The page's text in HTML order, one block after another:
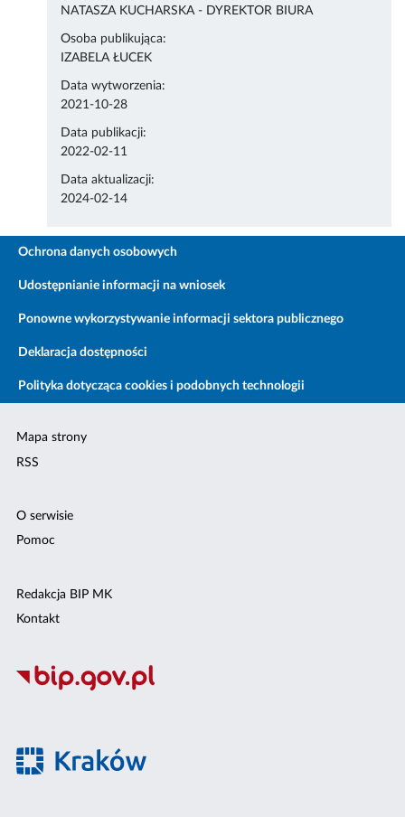
NATASZA KUCHARSKA - DYREKTOR BIURA
Osoba publikująca:
IZABELA ŁUCEK
Data wytworzenia:
2021-10-28
Data publikacji:
2022-02-11
Data aktualizacji:
2024-02-14
Ochrona danych osobowych
Udostępnianie informacji na wniosek
Ponowne wykorzystywanie informacji sektora publicznego
Deklaracja dostępności
Polityka dotycząca cookies i podobnych technologii
Mapa strony
RSS
O serwisie
Pomoc
Redakcja BIP MK
Kontakt